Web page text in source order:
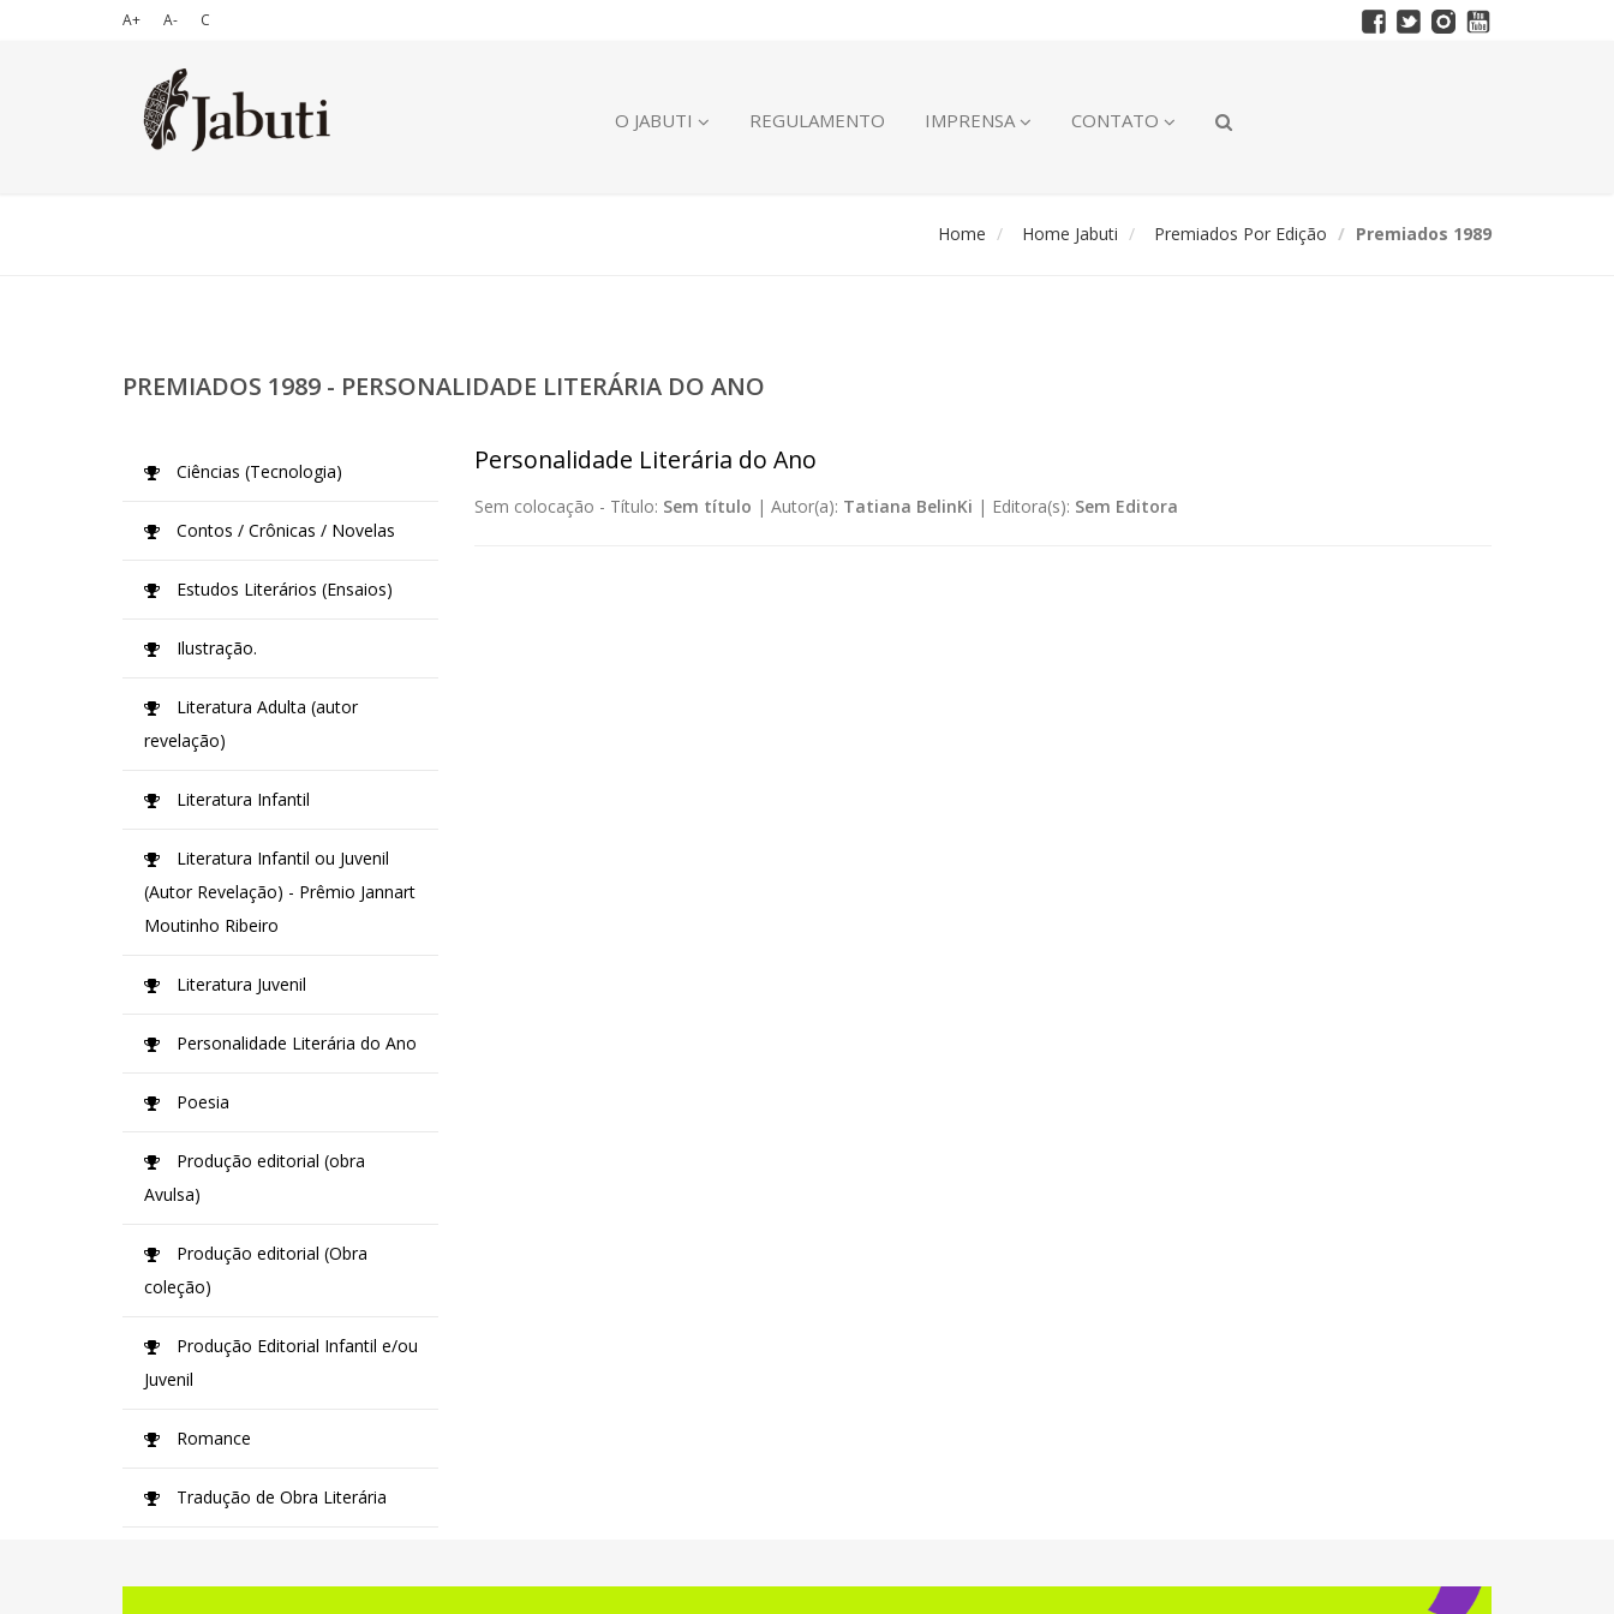
A+ A- C
O JABUTI REGULAMENTO IMPRENSA CONTATO
Home Home Jabuti Premiados Por Edição Premiados 1989
PREMIADOS 1989 - PERSONALIDADE LITERÁRIA DO ANO
Personalidade Literária do Ano
Sem colocação - Título: Sem título | Autor(a): Tatiana BelinKi | Editora(s): Sem Editora
Ciências (Tecnologia)
Contos / Crônicas / Novelas
Estudos Literários (Ensaios)
Ilustração.
Literatura Adulta (autor
revelação)
Literatura Infantil
Literatura Infantil ou Juvenil
(Autor Revelação) - Prêmio Jannart
Moutinho Ribeiro
Literatura Juvenil
Personalidade Literária do Ano
Poesia
Produção editorial (obra
Avulsa)
Produção editorial (Obra
coleção)
Produção Editorial Infantil e/ou
Juvenil
Romance
Tradução de Obra Literária